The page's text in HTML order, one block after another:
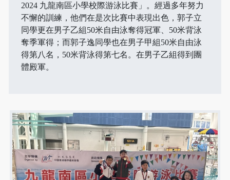
2024 九龍南區小學校際游泳比賽」。經過多年努力
不懈的訓練，他們在是次比賽中表現出色，郭子立
同學更在男子乙組50米自由泳奪得冠軍、50米背泳
奪季軍得；而郭子逸同學也在男子甲組50米自由泳
得第八名，50米背泳得第七名。在男子乙組得到團
體殿軍。